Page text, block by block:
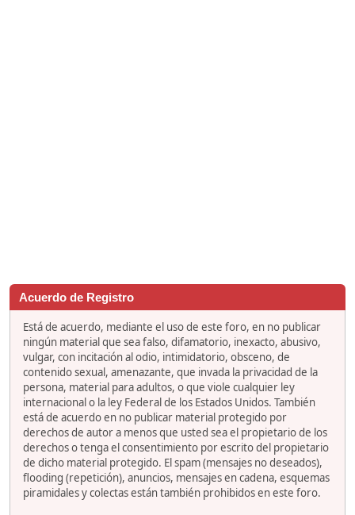
Acuerdo de Registro
Está de acuerdo, mediante el uso de este foro, en no publicar
ningún material que sea falso, difamatorio, inexacto, abusivo,
vulgar, con incitación al odio, intimidatorio, obsceno, de
contenido sexual, amenazante, que invada la privacidad de la
persona, material para adultos, o que viole cualquier ley
internacional o la ley Federal de los Estados Unidos. También
está de acuerdo en no publicar material protegido por
derechos de autor a menos que usted sea el propietario de los
derechos o tenga el consentimiento por escrito del propietario
de dicho material protegido. El spam (mensajes no deseados),
flooding (repetición), anuncios, mensajes en cadena, esquemas
piramidales y colectas están también prohibidos en este foro.